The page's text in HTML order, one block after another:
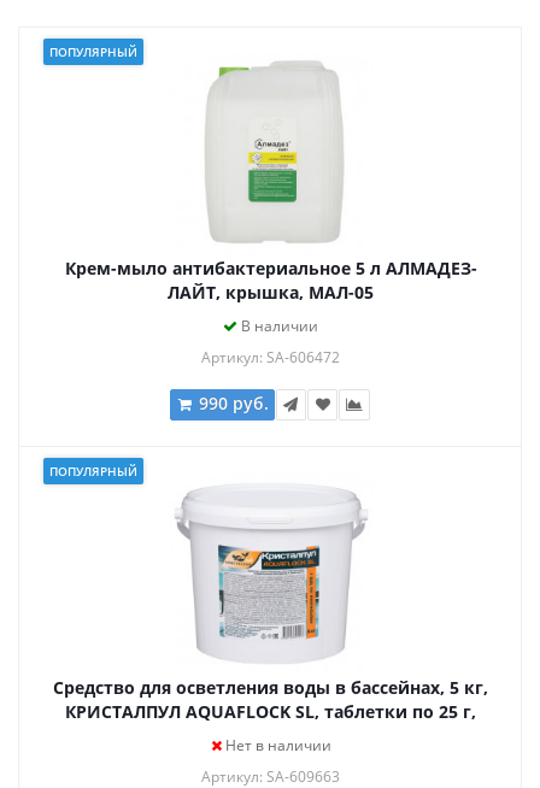
ПОПУЛЯРНЫЙ
Крем-мыло антибактериальное 5 л АЛМАДЕЗ-
ЛАЙТ, крышка, МАЛ-05
В наличии
Артикул: SA-606472
990 руб.
ПОПУЛЯРНЫЙ
Средство для осветления воды в бассейнах, 5 кг,
КРИСТАЛПУЛ AQUAFLOCK SL, таблетки по 25 г,
KPAQSL5
Нет в наличии
Артикул: SA-609663